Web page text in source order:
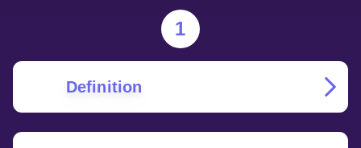
1
Definition